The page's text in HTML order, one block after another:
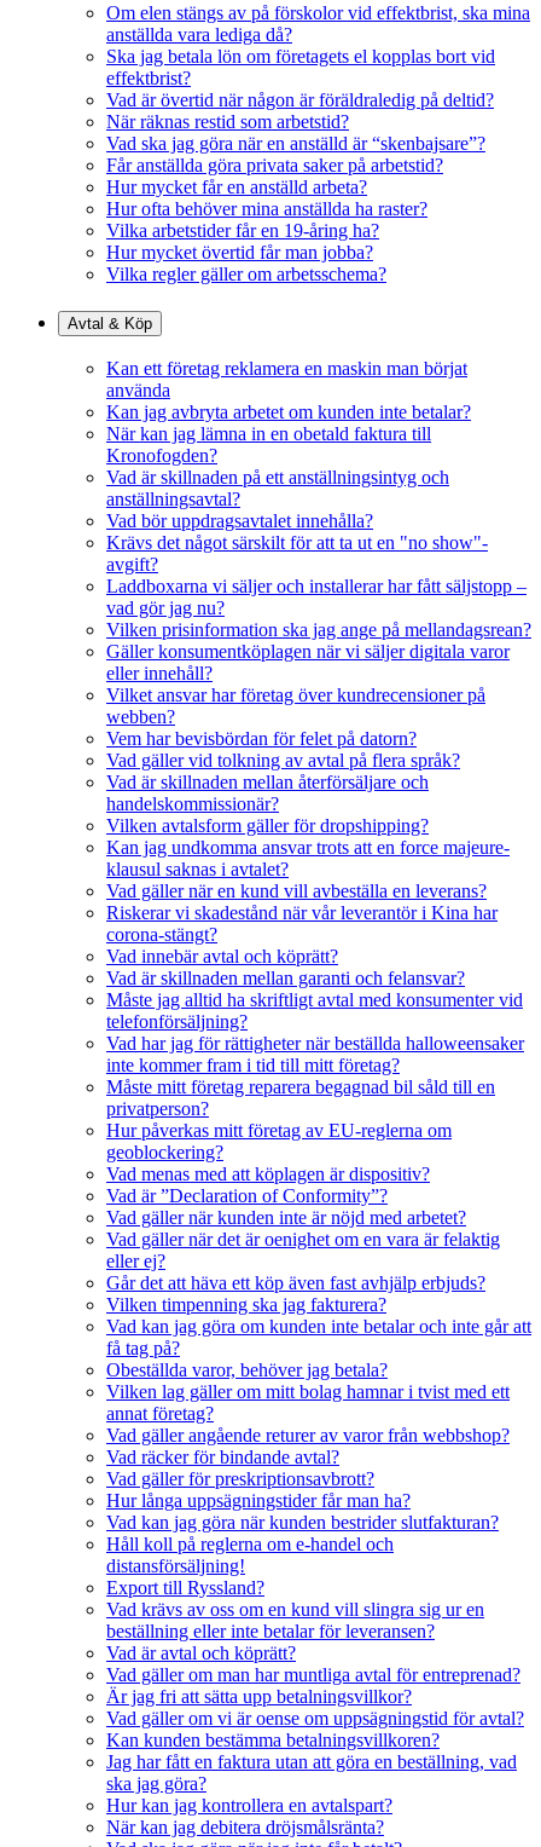
Om elen stängs av på förskolor vid effektbrist, ska mina
anställda vara lediga då?
Ska jag betala lön om företagets el kopplas bort vid
effektbrist?
Vad är övertid när någon är föräldraledig på deltid?
När räknas restid som arbetstid?
Vad ska jag göra när en anställd är “skenbajsare”?
Får anställda göra privata saker på arbetstid?
Hur mycket får en anställd arbeta?
Hur ofta behöver mina anställda ha raster?
Vilka arbetstider får en 19-åring ha?
Hur mycket övertid får man jobba?
Vilka regler gäller om arbetsschema?
Avtal & Köp
Kan ett företag reklamera en maskin man börjat
använda
Kan jag avbryta arbetet om kunden inte betalar?
När kan jag lämna in en obetald faktura till
Kronofogden?
Vad är skillnaden på ett anställningsintyg och
anställningsavtal?
Vad bör uppdragsavtalet innehålla?
Krävs det något särskilt för att ta ut en "no show"-
avgift?
Laddboxarna vi säljer och installerar har fått säljstopp –
vad gör jag nu?
Vilken prisinformation ska jag ange på mellandagsrean?
Gäller konsumentköplagen när vi säljer digitala varor
eller innehåll?
Vilket ansvar har företag över kundrecensioner på
webben?
Vem har bevisbördan för felet på datorn?
Vad gäller vid tolkning av avtal på flera språk?
Vad är skillnaden mellan återförsäljare och
handelskommissionär?
Vilken avtalsform gäller för dropshipping?
Kan jag undkomma ansvar trots att en force majeure-
klausul saknas i avtalet?
Vad gäller när en kund vill avbeställa en leverans?
Riskerar vi skadestånd när vår leverantör i Kina har
corona-stängt?
Vad innebär avtal och köprätt?
Vad är skillnaden mellan garanti och felansvar?
Måste jag alltid ha skriftligt avtal med konsumenter vid
telefonförsäljning?
Vad har jag för rättigheter när beställda halloweensaker
inte kommer fram i tid till mitt företag?
Måste mitt företag reparera begagnad bil såld till en
privatperson?
Hur påverkas mitt företag av EU-reglerna om
geoblockering?
Vad menas med att köplagen är dispositiv?
Vad är ”Declaration of Conformity”?
Vad gäller när kunden inte är nöjd med arbetet?
Vad gäller när det är oenighet om en vara är felaktig
eller ej?
Går det att häva ett köp även fast avhjälp erbjuds?
Vilken timpenning ska jag fakturera?
Vad kan jag göra om kunden inte betalar och inte går att
få tag på?
Obeställda varor, behöver jag betala?
Vilken lag gäller om mitt bolag hamnar i tvist med ett
annat företag?
Vad gäller angående returer av varor från webbshop?
Vad räcker för bindande avtal?
Vad gäller för preskriptionsavbrott?
Hur långa uppsägningstider får man ha?
Vad kan jag göra när kunden bestrider slutfakturan?
Håll koll på reglerna om e-handel och
distansförsäljning!
Export till Ryssland?
Vad krävs av oss om en kund vill slingra sig ur en
beställning eller inte betalar för leveransen?
Vad är avtal och köprätt?
Vad gäller om man har muntliga avtal för entreprenad?
Är jag fri att sätta upp betalningsvillkor?
Vad gäller om vi är oense om uppsägningstid för avtal?
Kan kunden bestämma betalningsvillkoren?
Jag har fått en faktura utan att göra en beställning, vad
ska jag göra?
Hur kan jag kontrollera en avtalspart?
När kan jag debitera dröjsmålsränta?